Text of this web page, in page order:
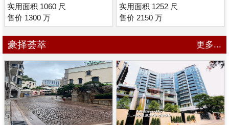
实用面积 1060 尺
售价 1300 万
实用面积 1252 尺
售价 2150 万
豪择荟萃 更多...